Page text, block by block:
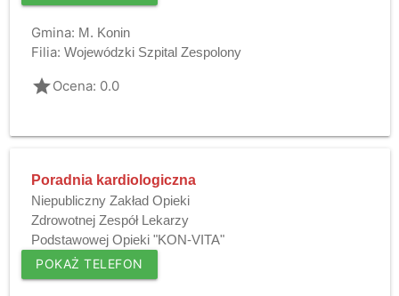
Gmina: M. Konin
Filia: Wojewódzki Szpital Zespolony
gradeOcena: 0.0
Poradnia kardiologiczna
Niepubliczny Zakład Opieki
Zdrowotnej Zespół Lekarzy
Podstawowej Opieki "KON-VITA"
POKAŻ TELEFON